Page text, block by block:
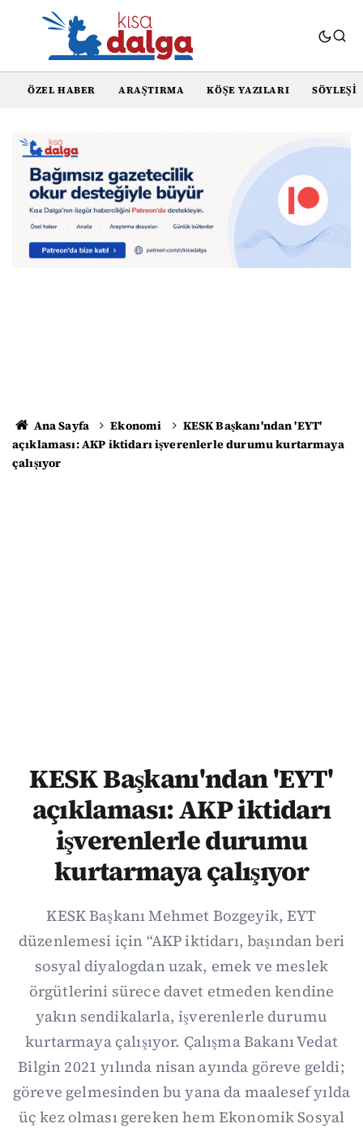
ÖZEL HABER ARAŞTIRMA KÖŞE YAZILARI SÖYLEŞI
Ana Sayfa Ekonomi
KESK Başkanı'ndan 'EYT'
açıklaması: AKP iktidarı işverenlerle durumu kurtarmaya
çalışıyor
KESK Başkanı'ndan 'EYT'
açıklaması: AKP iktidarı
işverenlerle durumu
kurtarmaya çalışıyor
KESK Başkanı Mehmet Bozgeyik, EYT
düzenlemesi için “AKP iktidarı, başından beri
sosyal diyalogdan uzak, emek ve meslek
örgütlerini sürece davet etmeden kendine
yakın sendikalarla, işverenlerle durumu
kurtarmaya çalışıyor. Çalışma Bakanı Vedat
Bilgin 2021 yılında nisan ayında göreve geldi;
göreve gelmesinden bu yana da maalesef yılda
üç kez olması gereken hem Ekonomik Sosyal